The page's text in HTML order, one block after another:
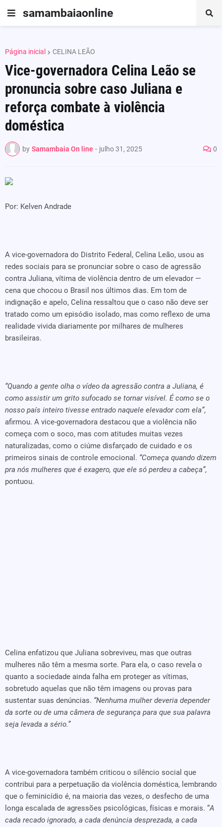
samambaiaonline
Página inicial CELINA LEÃO
Vice-governadora Celina Leão se
pronuncia sobre caso Juliana e
reforça combate à violência
doméstica
by Samambaia On line - julho 31, 2025 0
Por: Kelven Andrade
A vice-governadora do Distrito Federal, Celina Leão, usou as
redes sociais para se pronunciar sobre o caso de agressão
contra Juliana, vítima de violência dentro de um elevador —
cena que chocou o Brasil nos últimos dias. Em tom de
indignação e apelo, Celina ressaltou que o caso não deve ser
tratado como um episódio isolado, mas como reflexo de uma
realidade vivida diariamente por milhares de mulheres
brasileiras.
“Quando a gente olha o vídeo da agressão contra a Juliana, é
como assistir um grito sufocado se tornar visível. É como se o
nosso país inteiro tivesse entrado naquele elevador com ela”,
afirmou. A vice-governadora destacou que a violência não
começa com o soco, mas com atitudes muitas vezes
naturalizadas, como o ciúme disfarçado de cuidado e os
primeiros sinais de controle emocional. “Começa quando dizem
pra nós mulheres que é exagero, que ele só perdeu a cabeça”,
pontuou.
Celina enfatizou que Juliana sobreviveu, mas que outras
mulheres não têm a mesma sorte. Para ela, o caso revela o
quanto a sociedade ainda falha em proteger as vítimas,
sobretudo aquelas que não têm imagens ou provas para
sustentar suas denúncias. “Nenhuma mulher deveria depender
da sorte ou de uma câmera de segurança para que sua palavra
seja levada a sério.”
A vice-governadora também criticou o silêncio social que
contribui para a perpetuação da violência doméstica, lembrando
que o feminicídio é, na maioria das vezes, o desfecho de uma
longa escalada de agressões psicológicas, físicas e morais. “A
cada recado ignorado, a cada denúncia desprezada, a cada